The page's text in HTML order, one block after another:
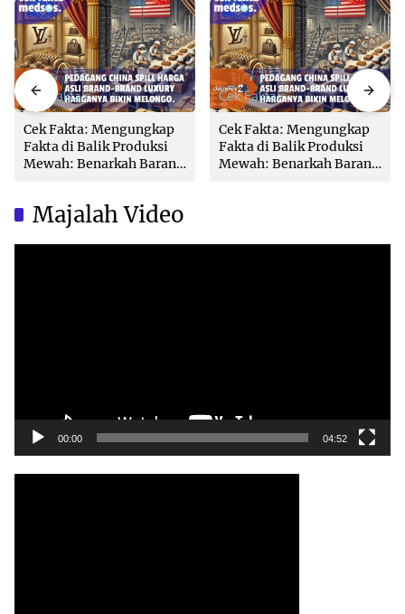
Cek Fakta
Cek Fakta: Mengungkap
Fakta di Balik Produksi
Mewah: Benarkah Barang
Cek Fakta
Cek Fakta: Mengungkap
Fakta di Balik Produksi
Mewah: Benarkah Barang
Majalah Video
00:00 04:52